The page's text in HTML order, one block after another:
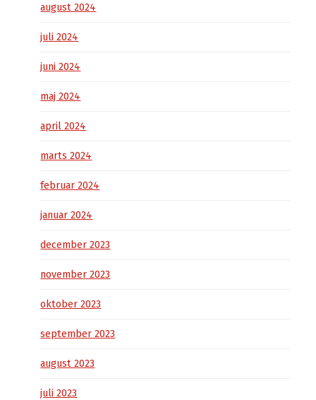
august 2024
juli 2024
juni 2024
maj 2024
april 2024
marts 2024
februar 2024
januar 2024
december 2023
november 2023
oktober 2023
september 2023
august 2023
juli 2023